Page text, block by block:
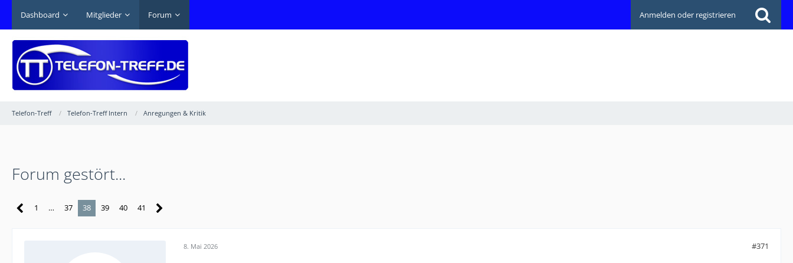
Dashboard Mitglieder Forum Anmelden oder registrieren
Telefon-Treff Telefon-Treff Intern Anregungen & Kritik
Forum gestört...
1 … 37 38 39 40 41
8. Mai 2026 #371